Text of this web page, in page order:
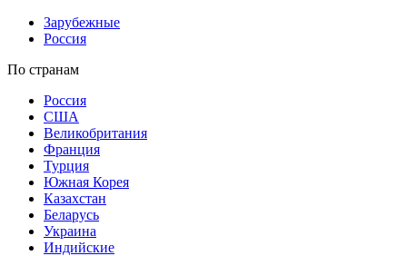
Зарубежные
Россия
По странам
Россия
США
Великобритания
Франция
Турция
Южная Корея
Казахстан
Беларусь
Украина
Индийские